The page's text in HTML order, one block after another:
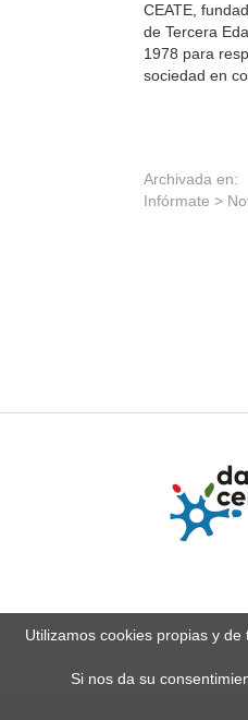
CEATE,
de Tercera
1978 para
sociedad en
Archivada en:
Infórmate >
Utilizamos cookies propias y
Si nos da su